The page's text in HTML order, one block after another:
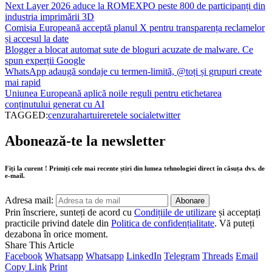
Next Layer 2026 aduce la ROMEXPO peste 800 de participanți din
industria imprimării 3D
Comisia Europeană acceptă planul X pentru transparența reclamelor
și accesul la date
Blogger a blocat automat sute de bloguri acuzate de malware. Ce
spun experții Google
WhatsApp adaugă sondaje cu termen-limită, @toți și grupuri create
mai rapid
Uniunea Europeană aplică noile reguli pentru etichetarea
conținutului generat cu AI
TAGGED:cenzurahartuireretele socialetwitter
Abonează-te la newsletter
Fiți la curent ! Primiți cele mai recente știri din lumea tehnologiei direct în căsuța dvs. de
e-mail.
Adresa mail:
Prin înscriere, sunteți de acord cu Condițiile de utilizare și acceptați
practicile privind datele din Politica de confidențialitate. Vă puteți
dezabona în orice moment.
Share This Article
Facebook Whatsapp Whatsapp LinkedIn Telegram Threads Email
Copy Link Print